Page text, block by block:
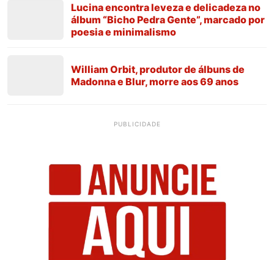
Lucina encontra leveza e delicadeza no
álbum “Bicho Pedra Gente”, marcado por
poesia e minimalismo
William Orbit, produtor de álbuns de
Madonna e Blur, morre aos 69 anos
PUBLICIDADE